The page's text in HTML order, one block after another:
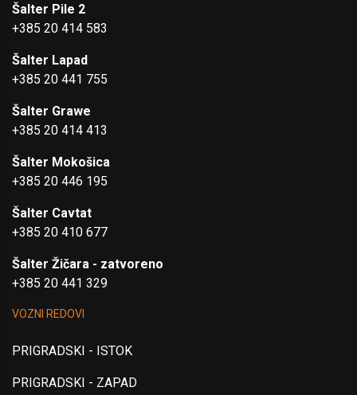
Šalter Pile 2
+385 20 414 583
Šalter Lapad
+385 20 441 755
Šalter Grawe
+385 20 414 413
Šalter Mokošica
+385 20 446 195
Šalter Cavtat
+385 20 410 677
Šalter Žičara - zatvoreno
+385 20 441 329
VOZNI REDOVI
PRIGRADSKI - ISTOK
PRIGRADSKI - ZAPAD